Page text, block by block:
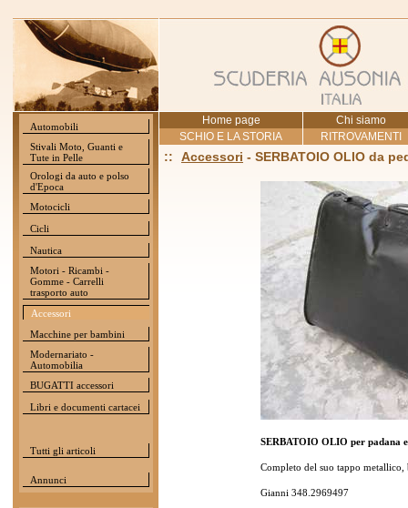
Automobili
Stivali Moto, Guanti e
Tute in Pelle
Orologi da auto e polso
d'Epoca
Motocicli
Cicli
Nautica
Motori - Ricambi -
Gomme - Carrelli
trasporto auto
Accessori
Macchine per bambini
Modernariato -
Automobilia
BUGATTI accessori
Libri e documenti cartacei
Tutti gli articoli
Annunci
Home page
Chi siamo
SCHIO E LA STORIA
RITROVAMENTI
:: Accessori - SERBATOIO OLIO da
SERBATOIO OLIO per padana
Completo del suo tappo metallico,
Gianni 348.2969497